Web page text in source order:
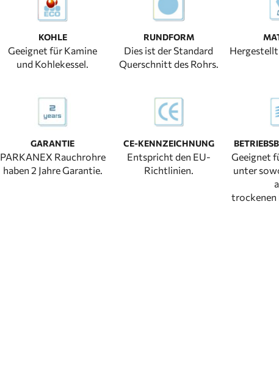
KOHLE
Geeignet für Kamine
und Kohlekessel.
RUNDFORM
Dies ist der Standard
Querschnitt des Rohrs.
Hergestellt
GARANTIE
PARKANEX Rauchrohre
haben 2 Jahre Garantie.
CE-KENNZEICHNUNG
Entspricht den EU-
Richtlinien.
Geeignet
unter
trockenen